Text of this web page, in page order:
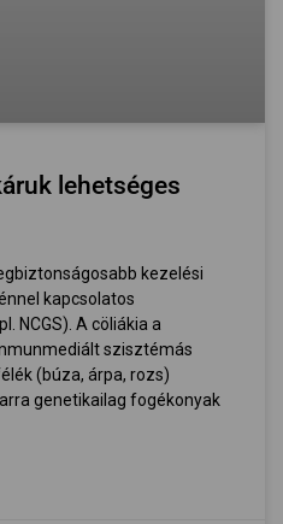
lehetséges
kezelési
kapcsolatos
NCGS). A cöliákia a
szisztémás
(búza, árpa, rozs)
genetikailag fogékonyak